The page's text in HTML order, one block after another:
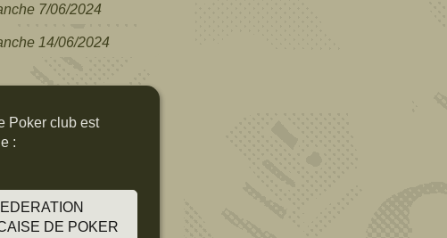
7/06/2024
14/06/2024
Poker club est
:
DE POKER